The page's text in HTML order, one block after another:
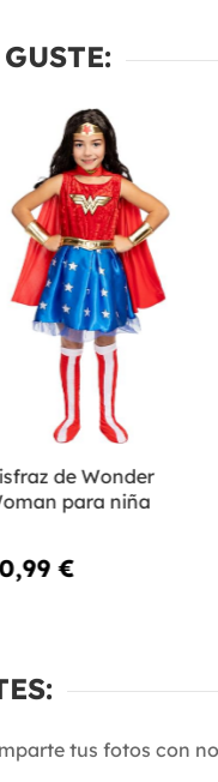
de Wonder
para niña
€
tus fotos con